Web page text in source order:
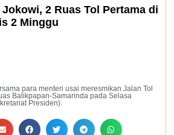
2 Ruas Tol Pertama di
2 Minggu
para menteri usai meresmikan Jalan Tol
Balikpapan-Samarinda pada Selasa
Presiden).